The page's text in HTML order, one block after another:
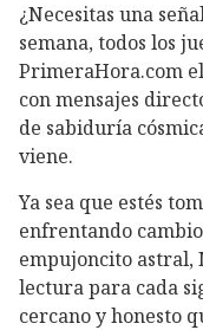
¿Necesitas una
semana, todos los
PrimeraHora.com
con mensajes
de sabiduría
viene.
Ya sea que estés
enfrentando
empujoncito astral,
lectura para cada
cercano y honesto